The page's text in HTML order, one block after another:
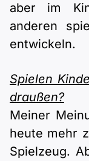
aber im
anderen
entwickeln.
Spielen
draußen?
Meiner
heute mehr
Spielzeug.